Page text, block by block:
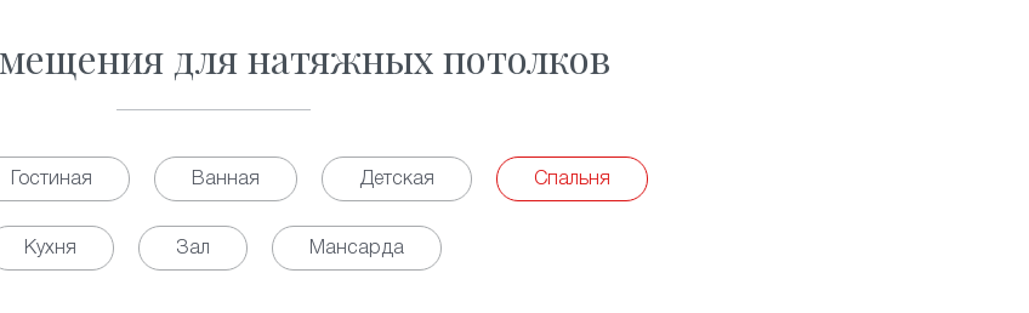
для натяжных потолков
Гостиная Ванная Детская Спальня
Кухня Зал Мансарда